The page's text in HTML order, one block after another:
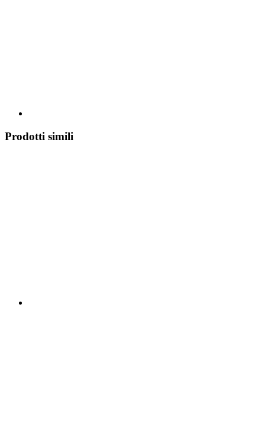
Prodotti simili